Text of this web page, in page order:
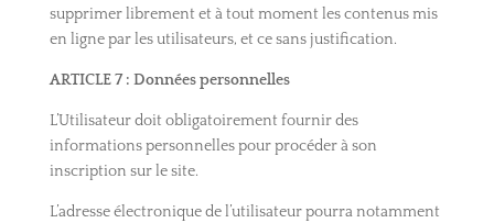
supprimer librement et à tout moment les contenus mis
en ligne par les utilisateurs, et ce sans justification.
ARTICLE7 : Données personnelles
L’Utilisateur doit obligatoirement fournir des
informations personnelles pour procéder à son
inscription sur le site.
L’adresse électronique de l’utilisateur pourra notamment